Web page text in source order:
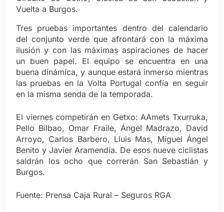
Vuelta a Burgos.
Tres pruebas importantes dentro del calendario
del conjunto verde que afrontará con la máxima
ilusión y con las máximas aspiraciones de hacer
un buen papel. El equipo se encuentra en una
buena dinámica, y aunque estará inmerso mientras
las pruebas en la Volta Portugal confía en seguir
en la misma senda de la temporada.
El viernes competirán en Getxo: AAmets Txurruka,
Pello Bilbao, Omar Fraile, Ángel Madrazo, David
Arroyo, Carlos Barbero, Lluis Mas, Miguel Ángel
Benito y Javier Aramendía. De esos nueve ciclistas
saldrán los ocho que correrán San Sebastián y
Burgos.
Fuente: Prensa Caja Rural – Seguros RGA